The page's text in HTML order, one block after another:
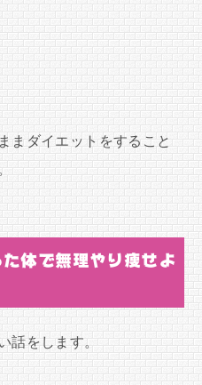
まダイエットをすること
体で無理やり痩せよ
話をします。